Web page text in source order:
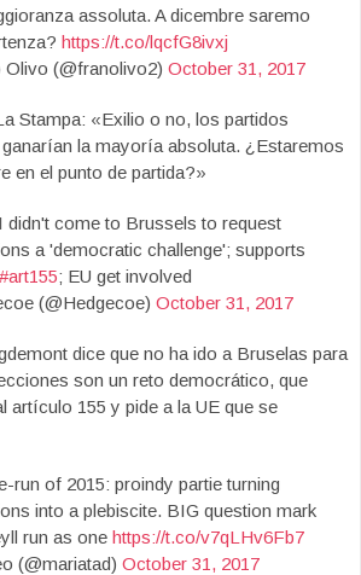
assoluta. A dicembre saremo
https://t.co/lqcfG8ivxj
(@franolivo2) October 31, 2017
Stampa: «Exilio o no, los partidos
la mayoría absoluta. ¿Estaremos
en el punto de partida?»
didn't come to Brussels to request
a 'democratic challenge'; supports
#art155; EU get involved
(@Hedgecoe) October 31, 2017
dice que no ha ido a Bruselas para
son un reto democrático, que
artículo 155 y pide a la UE que se
run of 2015: proindy partie turning
into a plebiscite. BIG question mark
run as one https://t.co/v7qLHv6Fb7
(@mariatad) October 31, 2017